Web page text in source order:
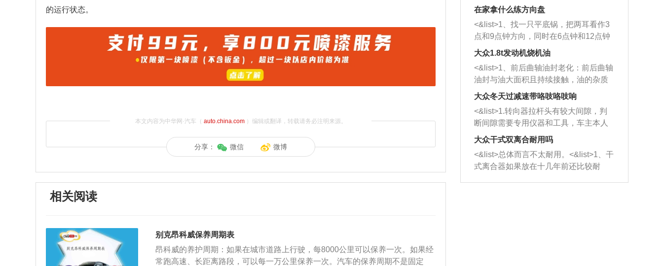
的运行状态。
本文内容为中华网·汽车（ auto.china.com）编辑或翻译，转载请务必注明来源。
分享： 微信 微博
相关阅读
别克昂科威保养周期表
昂科威的养护周期：如果在城市道路上行驶，每8000公里可以保养一次。如果经
常跑高速、长距离路段，可以每一万公里保养一次。汽车的保养周期不是固定
者是细棍，直接将杂物给取出来，如果
堵塞情况比较严重，也可以采取应急措
施。 <&list>2、直接利用木棍将所有的
杂物推到排气管里面的位置处，然后将
三元催化器拆解开，就可以将堵塞的东
西取出来。但如果是因为积碳过多引起
的堵塞，就需要将三元催化器泡在草酸
洗剂对堵塞的情况得到解决，将清洗剂
放在燃油箱中，与燃油混合后，车辆启
动时，就可以和汽油一起进入到燃烧
室，最后形成废气排出，就可以让三元
催化器得到清洗，排气管堵塞的情况就
能够得到解决。
在家拿什么练方向盘
<&list>1、找一只平底锅，把两耳看作3
点和9点钟方向，同时在6点钟和12点钟
方向做一个标记。 <&list>2、双手握住
一圈半的练习，往右同样也要打相同的
圈数。 <&list>3、最后强调要反复练
习，这样就可以形成肌肉记忆，在真实
驾驶车辆时，不需要记忆也能打好方
向。
大众1.8t发动机烧机油
<&list>1、前后曲轴油封老化：前后曲轴
油封与油大面积且持续接触，油的杂质
和发动机内持续温度变化使其密封效果
逐渐减弱，导致渗油或漏油。<&list>2、
活塞间隙过大：积碳会使活塞环与缸体
的间隙扩大，导致机油流入燃烧室中，
造成烧机油。<&list>3、机油粘度。使用
机油粘度过小的话，同样会有烧机油现
象，机油粘度过小具有很好的流动性，
大众冬天过减速带咯吱咯吱响
<&list>1.转向器拉杆头有较大间隙，判
断间隙需要专用仪器和工具，车主本人
无法制作，需要将车辆送到修理厂或4s
店；<&list>2.车辆半轴套管防尘罩破
裂，破裂后会出现漏油现象，使半轴磨
损严重，磨损的半轴容易损坏，产生异
响；<&list>3.稳定器的转向胶套和球头
大众干式双离合耐用吗
<&list>总体而言不太耐用。<&list>1、干
式离合器如果放在十几年前还比较耐